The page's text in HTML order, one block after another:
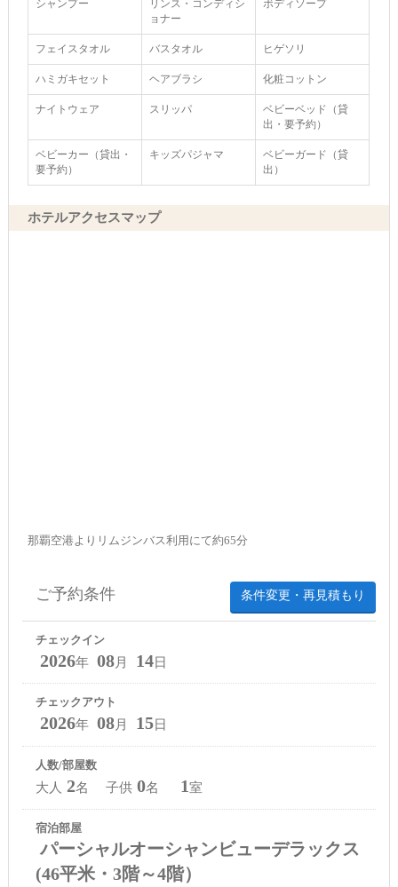
シャンプー
リンス・コンディシ
ョナー
ボディソープ
フェイスタオル バスタオル ヒゲソリ
ハミガキセット ヘアブラシ 化粧コットン
ナイトウェア スリッパ
ベビーベッド（貸
出・要予約）
ベビーカー（貸出・
要予約）
キッズパジャマ
ベビーガード（貸
出）
ホテルアクセスマップ
那覇空港よりリムジンバス利用にて約65分
条件変更・再見積もり
ご予約条件
チェックイン
2026年 08月 14日
チェックアウト
2026年 08月 15日
人数/部屋数
大人 2名 子供 0名 1室
宿泊部屋
パーシャルオーシャンビューデラックス
(46平米・3階～4階）